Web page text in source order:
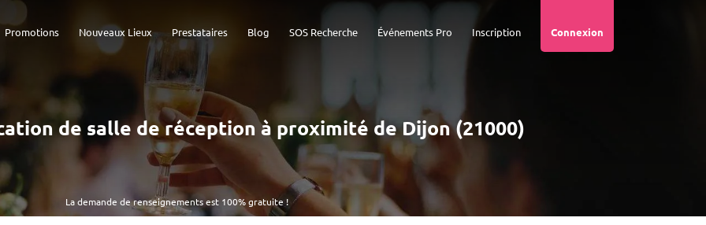
Connexion
Inscription
Événements Pro
SOS Recherche
Blog
Prestataires
Nouveaux Lieux
Promotions
La demande de renseignements est 100% gratuite !
de salle de réception à proximité de Dijon (21000)